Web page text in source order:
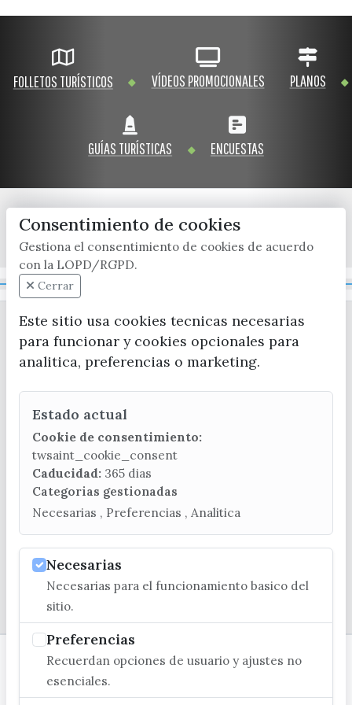
FOLLETOS TURÍSTICOS VÍDEOS PROMOCIONALES PLANOS
GUÍAS TURÍSTICAS ENCUESTAS
x / twitter facebook youtube instagram
CONTACTA CON LA OFICINA DE TURISMO
(+34) 952 541 104
turismo@velezmalaga.es
C/ Poniente, 2. CP 29740 - Torre del Mar
Consentimiento de cookies
Gestiona el consentimiento de cookies de acuerdo
con la LOPD/RGPD.
Cerrar
Este sitio usa cookies tecnicas necesarias
para funcionar y cookies opcionales para
analitica, preferencias o marketing.
Estado actual
Cookie de consentimiento:
twsaint_cookie_consent
Caducidad: 365 dias
Categorias gestionadas
Necesarias , Preferencias , Analitica
Necesarias
Necesarias para el funcionamiento basico del
sitio.
Preferencias
Recuerdan opciones de usuario y ajustes no
esenciales.